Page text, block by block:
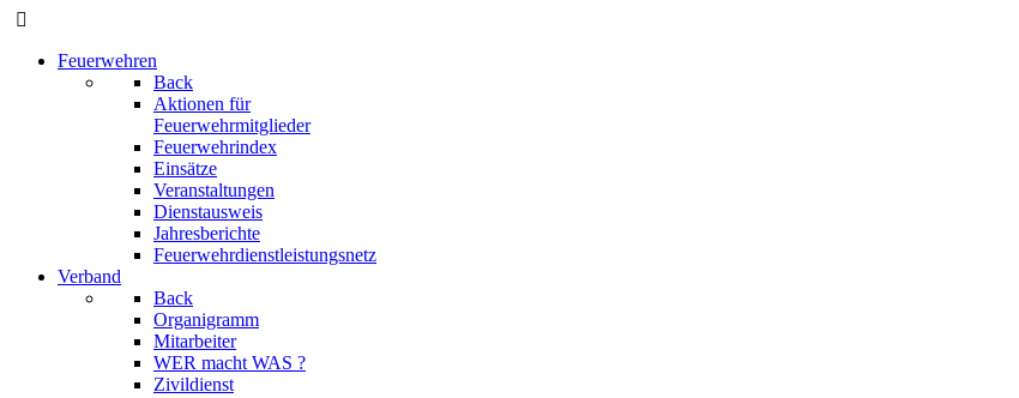
Feuerwehren
Back
Aktionen für
Feuerwehrmitglieder
Feuerwehrindex
Einsätze
Veranstaltungen
Dienstausweis
Jahresberichte
Feuerwehrdienstleistungsnetz
Verband
Back
Organigramm
Mitarbeiter
WER macht WAS ?
Zivildienst